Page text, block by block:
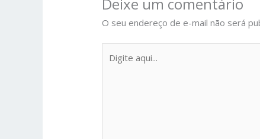
Deixe um comentário
O seu endereço de e-mail não será
aqui...